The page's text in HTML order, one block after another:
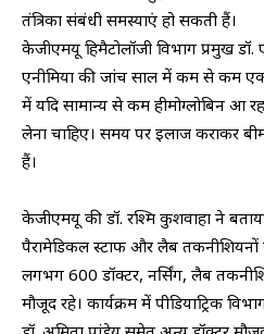
तंत्रिका संबंधी समस्याएं हो सकती हैं।
केजीएमयू हिमैटोलॉजी विभाग प्रमुख डॉ.
एनीमिया की जांच साल में कम से कम
में यदि सामान्य से कम हीमोग्लोबिन आ
लेना चाहिए। समय पर इलाज कराकर
हैं।
केजीएमयू की डॉ. रश्मि कुशवाहा ने
पैरामेडिकल स्टाफ और लैब
लगभग 600 डॉक्टर, नर्सिंग, लैब
मौजूद रहे। कार्यक्रम में पीडियाट्रिक